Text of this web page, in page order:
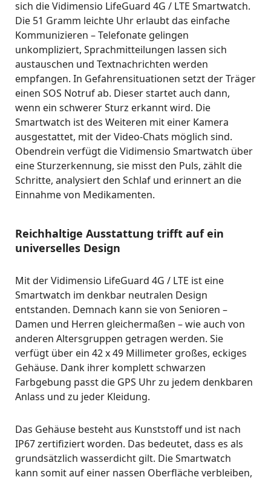
sich die Vidimensio LifeGuard 4G / LTE Smartwatch.
Die 51 Gramm leichte Uhr erlaubt das einfache
Kommunizieren – Telefonate gelingen
unkompliziert, Sprachmitteilungen lassen sich
austauschen und Textnachrichten werden
empfangen. In Gefahrensituationen setzt der Träger
einen SOS Notruf ab. Dieser startet auch dann,
wenn ein schwerer Sturz erkannt wird. Die
Smartwatch ist des Weiteren mit einer Kamera
ausgestattet, mit der Video-Chats möglich sind.
Obendrein verfügt die Vidimensio Smartwatch über
eine Sturzerkennung, sie misst den Puls, zählt die
Schritte, analysiert den Schlaf und erinnert an die
Einnahme von Medikamenten.
Reichhaltige Ausstattung trifft auf ein
universelles Design
Mit der Vidimensio LifeGuard 4G / LTE ist eine
Smartwatch im denkbar neutralen Design
entstanden. Demnach kann sie von Senioren –
Damen und Herren gleichermaßen – wie auch von
anderen Altersgruppen getragen werden. Sie
verfügt über ein 42 x 49 Millimeter großes, eckiges
Gehäuse. Dank ihrer komplett schwarzen
Farbgebung passt die GPS Uhr zu jedem denkbaren
Anlass und zu jeder Kleidung.
Das Gehäuse besteht aus Kunststoff und ist nach
IP67 zertifiziert worden. Das bedeutet, dass es als
grundsätzlich wasserdicht gilt. Die Smartwatch
kann somit auf einer nassen Oberfläche verbleiben,